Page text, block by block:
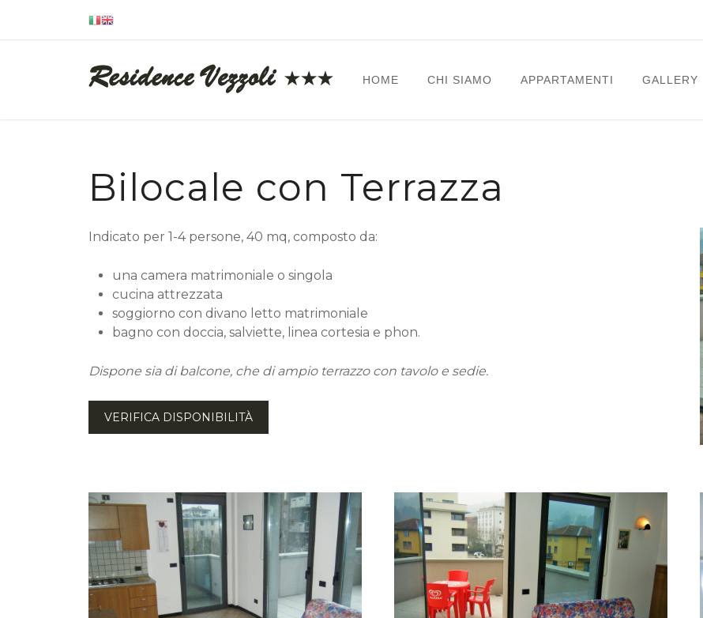
HOME CHI SIAMO APPARTAMENTI GALLERY
Bilocale con Terrazza
Indicato per 1-4 persone, 40 mq, composto da:
una camera matrimoniale o singola
cucina attrezzata
soggiorno con divano letto matrimoniale
bagno con doccia, salviette, linea cortesia e phon.
Dispone sia di balcone, che di ampio terrazzo con tavolo e sedie.
VERIFICA DISPONIBILITÀ